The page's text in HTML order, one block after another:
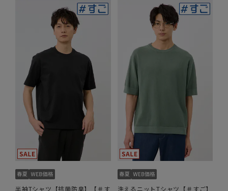
半袖Tシャツ【抗菌防臭】【＃す 洗えるニットTシャツ【＃すご】